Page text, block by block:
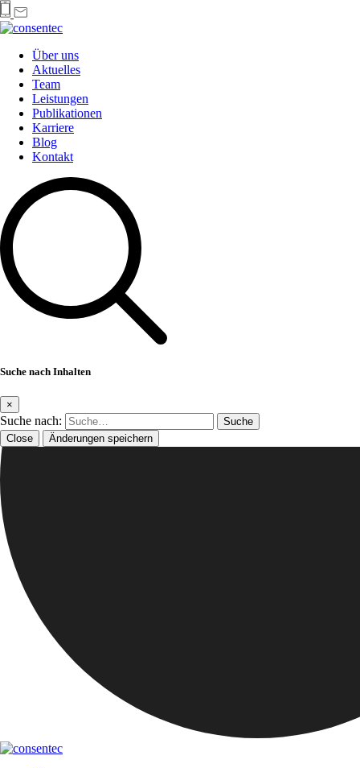
Über uns
Aktuelles
Team
Leistungen
Publikationen
Karriere
Blog
Kontakt
Suche nach Inhalten
×
Suche nach:
Close Änderungen speichern